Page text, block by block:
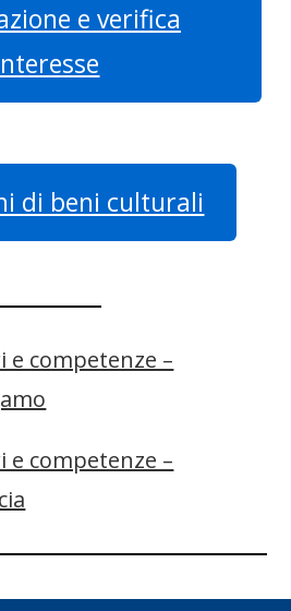
e verifica
di beni culturali
e competenze –
e competenze –